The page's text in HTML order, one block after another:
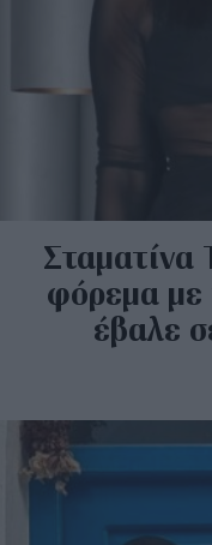
Σταματίνα
φόρεμα με
έβαλε